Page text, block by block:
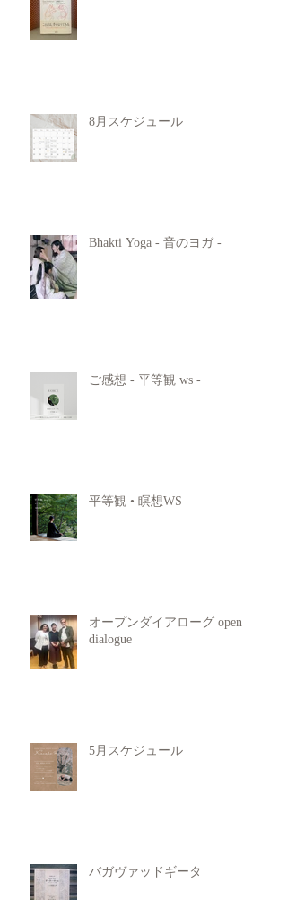
8月スケジュール
Bhakti Yoga - 音のヨガ -
ご感想 - 平等観 ws -
平等観 • 瞑想WS
オープンダイアローグ open
dialogue
5月スケジュール
バガヴァッドギータ